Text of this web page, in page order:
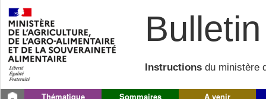
Instructions du ministère
Thématique Sommaires A venir